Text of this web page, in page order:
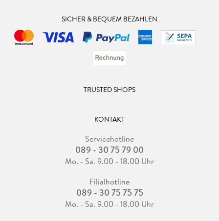
SICHER & BEQUEM BEZAHLEN
TRUSTED SHOPS
KONTAKT
Servicehotline
089 - 30 75 79 00
Mo. - Sa. 9.00 - 18.00 Uhr
Filialhotline
089 - 30 75 75 75
Mo. - Sa. 9.00 - 18.00 Uhr